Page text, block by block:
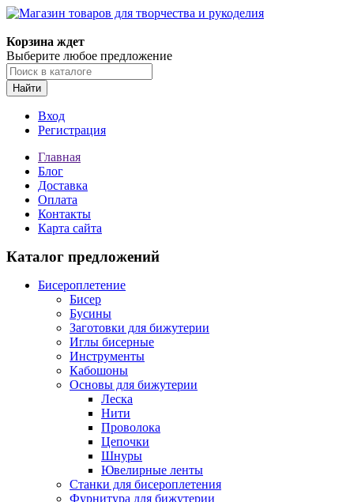
Корзина ждет
Выберите любое предложение
Найти
Вход
Регистрация
Главная
Блог
Доставка
Оплата
Контакты
Карта сайта
Каталог предложений
Бисероплетение
Бисер
Бусины
Заготовки для бижутерии
Иглы бисерные
Инструменты
Кабошоны
Основы для бижутерии
Леска
Нити
Проволока
Цепочки
Шнуры
Ювелирные ленты
Станки для бисероплетения
Фурнитура для бижутерии